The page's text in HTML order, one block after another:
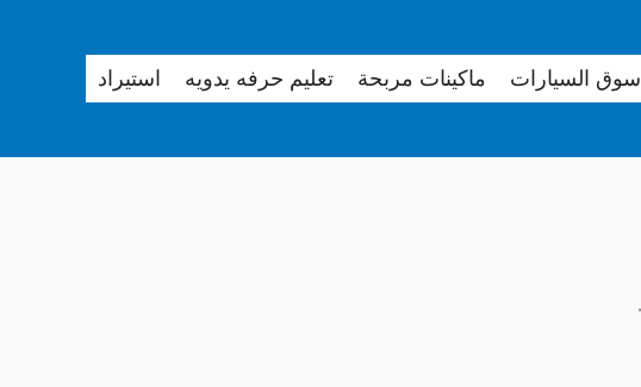
سوق السيارات ماكينات مربحة تعليم حرفه يدويه استيراد